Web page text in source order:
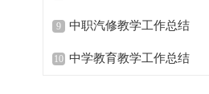
9 中职汽修教学工作总结
10 中学教育教学工作总结